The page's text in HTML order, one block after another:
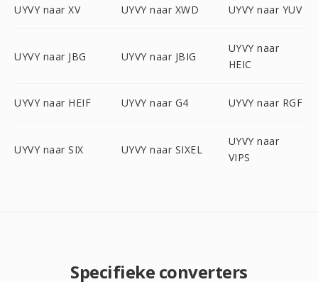
UYVY naar XV UYVY naar XWD UYVY naar YUV
UYVY naar JBG UYVY naar JBIG
UYVY naar
HEIC
UYVY naar HEIF UYVY naar G4 UYVY naar RGF
UYVY naar SIX UYVY naar SIXEL
UYVY naar
VIPS
Specifieke converters